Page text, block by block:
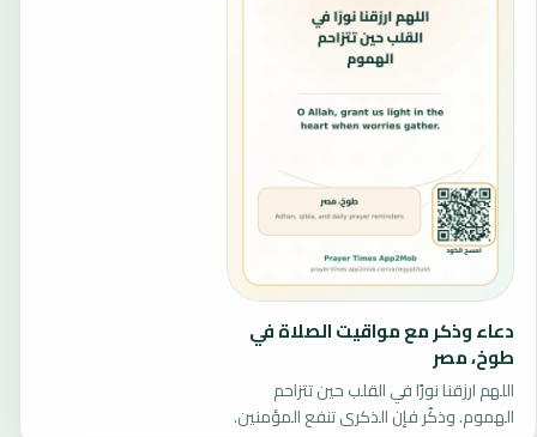
دعاء وذكر مع مواقيت الصلاة في
طوخ، مصر
اللهم ارزقنا نورًا في القلب حين تتزاحم
الهموم. وذكّر فإن الذكرى تنفع المؤمنين.